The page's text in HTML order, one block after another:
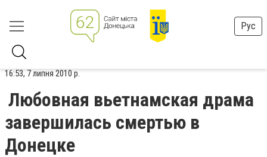
Рус
16:53, 7 липня 2010 р.
Любовная вьетнамская драма
завершилась смертью в
Донецке